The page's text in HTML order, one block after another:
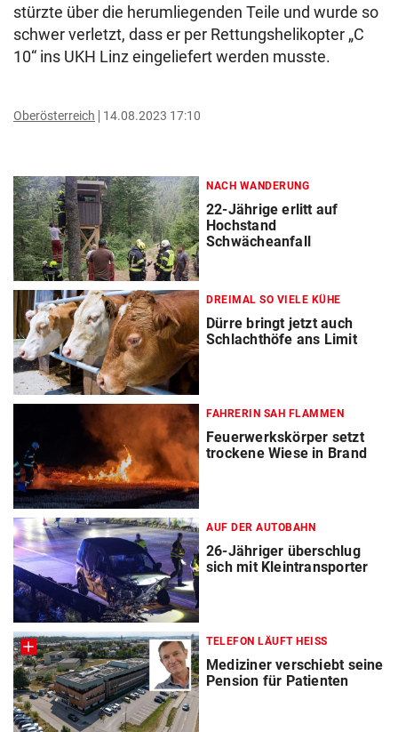
stürzte über die herumliegenden Teile und wurde so
schwer verletzt, dass er per Rettungshelikopter „C
10“ ins UKH Linz eingeliefert werden musste.
Oberösterreich 14.08.2023 17:10
NACH WANDERUNG
22-Jährige erlitt auf
Hochstand
Schwächeanfall
DREIMAL SO VIELE KÜHE
Dürre bringt jetzt auch
Schlachthöfe ans Limit
FAHRERIN SAH FLAMMEN
Feuerwerkskörper setzt
trockene Wiese in Brand
AUF DER AUTOBAHN
26-Jähriger überschlug
sich mit Kleintransporter
TELEFON LÄUFT HEISS
Mediziner verschiebt seine
Pension für Patienten